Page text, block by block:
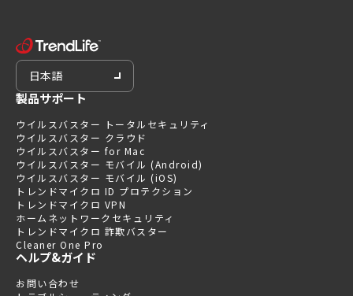
日本語
製品サポート
ウイルスバスター トータルセキュリティ
ウイルスバスター クラウド
ウイルスバスター for Mac
ウイルスバスター モバイル (Android)
ウイルスバスター モバイル (iOS)
トレンドマイクロ ID プロテクション
トレンドマイクロ VPN
ホームネットワークセキュリティ
トレンドマイクロ 詐欺バスター
Cleaner One Pro
ヘルプ&ガイド
お問い合わせ